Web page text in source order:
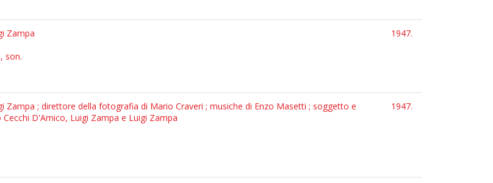
Zampa
son.
1947.
Zampa ; direttore della fotografia di Mario Craveri ; musiche di Enzo Masetti ; soggetto e
D'Amico, Luigi Zampa e Luigi Zampa
1947.